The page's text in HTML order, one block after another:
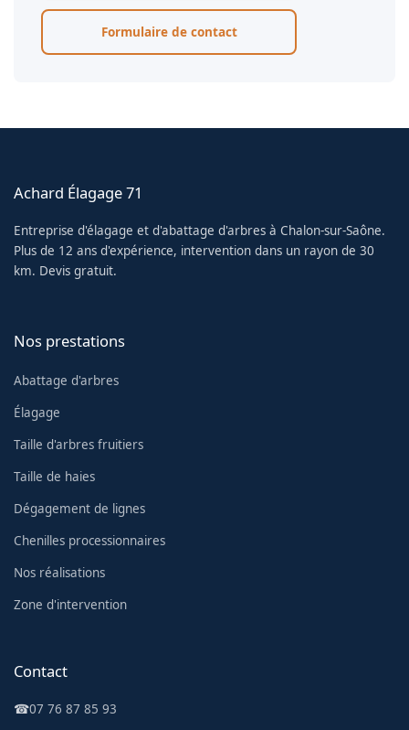
Formulaire de contact
Achard Élagage 71
Entreprise d'élagage et d'abattage d'arbres à Chalon-sur-Saône.
Plus de 12 ans d'expérience, intervention dans un rayon de 30
km. Devis gratuit.
Nos prestations
Abattage d'arbres
Élagage
Taille d'arbres fruitiers
Taille de haies
Dégagement de lignes
Chenilles processionnaires
Nos réalisations
Zone d'intervention
Contact
☎07 76 87 85 93